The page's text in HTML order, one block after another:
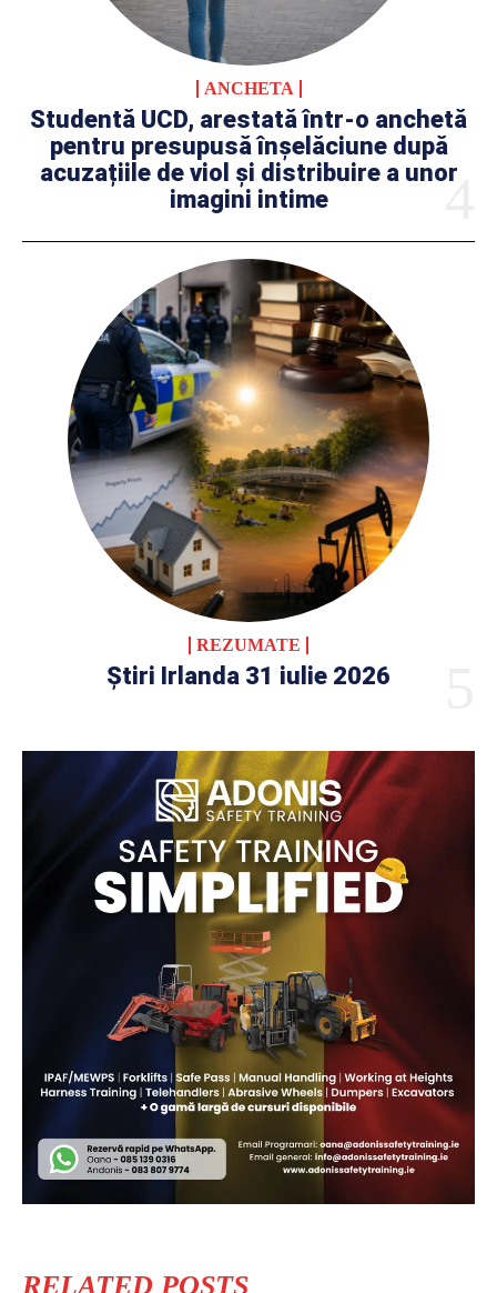
ANCHETA
Studentă UCD, arestată într-o anchetă
pentru presupusă înșelăciune după
acuzațiile de viol și distribuire a unor
imagini intime
REZUMATE
Știri Irlanda 31 iulie 2026
RELATED POSTS